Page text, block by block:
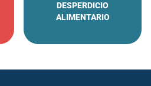
DESPERDICIO
ALIMENTARIO